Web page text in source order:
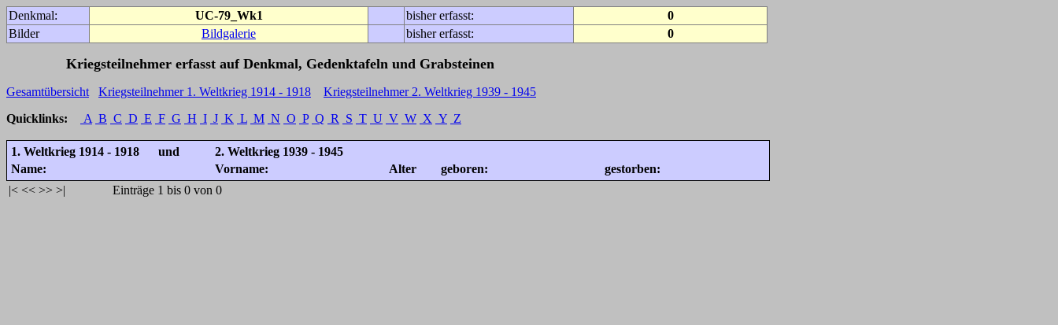
Denkmal: UC-79_Wk1 bisher erfasst:
0
Bilder
Bildgalerie bisher erfasst: 0
Kriegsteilnehmer erfasst auf Denkmal, Gedenktafeln und Grabsteinen
Gesamtübersicht Kriegsteilnehmer 1. Weltkrieg 1914 - 1918
Kriegsteilnehmer 2. Weltkrieg 1939 - 1945
Quicklinks:
A B C D E F G H I J K L M N O P Q R S T U V W X Y Z
1. Weltkrieg 1914 - 1918 und
2. Weltkrieg 1939 - 1945
Name:
Vorname: Alter geboren:
gestorben:
|< << >> >| Einträge 1 bis 0 von 0